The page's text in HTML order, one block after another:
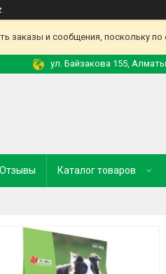
заказы и сообщения, поскольку
ул. Байзакова 155,
Отзывы Каталог товаров